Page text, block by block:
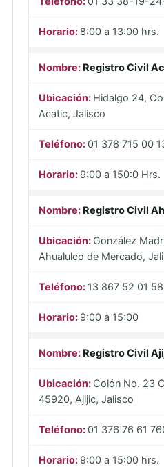
8:00 a 13:00 hrs.
Registro Civil
Hidalgo 24,
Acatic, Jalisco
01 378 715 00
9:00 a 150:0 Hrs.
Registro Civil
González
Ahualulco de Mercado,
13 867 52 01 58
9:00 a 15:00
Registro Civil
Colón No. 23
45920, Ajijic, Jalisco
01 376 76 61
9:00 a 15:00 hrs.